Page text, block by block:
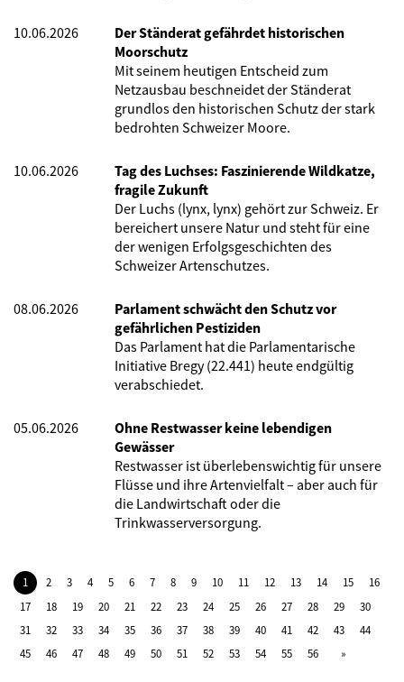
10.06.2026
Der Ständerat gefährdet historischen
Moorschutz
Mit seinem heutigen Entscheid zum
Netzausbau beschneidet der Ständerat
grundlos den historischen Schutz der stark
bedrohten Schweizer Moore.
10.06.2026
Tag des Luchses: Faszinierende Wildkatze,
fragile Zukunft
Der Luchs (lynx, lynx) gehört zur Schweiz. Er
bereichert unsere Natur und steht für eine
der wenigen Erfolgsgeschichten des
Schweizer Artenschutzes.
08.06.2026
Parlament schwächt den Schutz vor
gefährlichen Pestiziden
Das Parlament hat die Parlamentarische
Initiative Bregy (22.441) heute endgültig
verabschiedet.
05.06.2026
Ohne Restwasser keine lebendigen
Gewässer
Restwasser ist überlebenswichtig für unsere
Flüsse und ihre Artenvielfalt – aber auch für
die Landwirtschaft oder die
Trinkwasserversorgung.
1 2 3 4 5 6 7 8 9 10 11 12 13 14 15
16
17
18 19 20 21 22 23 24 25 26 27 28 29
30
31
32 33 34 35 36 37 38 39 40 41 42 43
44
45
46 47 48 49 50 51 52 53 54 55 56